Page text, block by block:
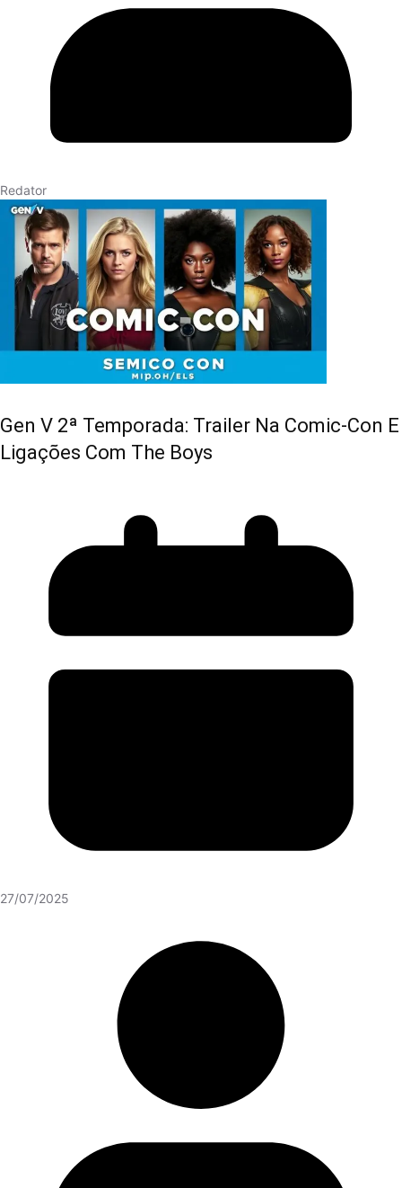
Redator
Gen V 2ª Temporada: Trailer Na Comic-Con E
Ligações Com The Boys
27/07/2025